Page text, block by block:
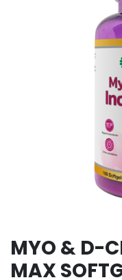
MYO & D-
MAX